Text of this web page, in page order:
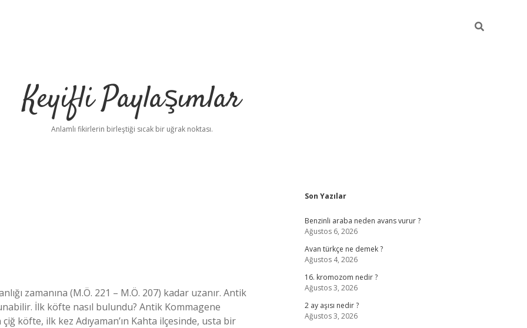
Keyifli Paylaşımlar
Anlamlı fikirlerin birleştiği sıcak bir uğrak noktası.
zamanına (M.Ö. 221 – M.Ö. 207) kadar uzanır. Antik
İlk köfte nasıl bulundu? Antik Kommagene
köfte, ilk kez Adıyaman’ın Kahta ilçesinde, usta bir
Sidebar
Son Yazılar
Benzinli araba neden avans vurur ?
Ağustos 6, 2026
Avan türkçe ne demek ?
Ağustos 4, 2026
16. kromozom nedir ?
Ağustos 3, 2026
2 ay aşısı nedir ?
Ağustos 3, 2026